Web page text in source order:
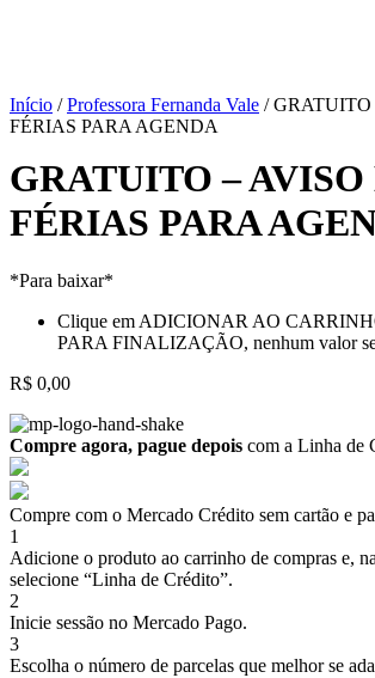
Início /Professora Fernanda Vale / GRATUITO
FÉRIAS PARA AGENDA
GRATUITO – AVISO
FÉRIAS PARA
*Para baixar*
Clique em ADICIONAR AO
PARA FINALIZAÇÃO, nenhum valor
R$ 0,00
Compre agora, pague depois com a Linha de
Compre com o Mercado Crédito sem cartão e
1
Adicione o produto ao carrinho de compras e,
selecione “Linha de Crédito”.
2
Inicie sessão no Mercado Pago.
3
Escolha o número de parcelas que melhor se